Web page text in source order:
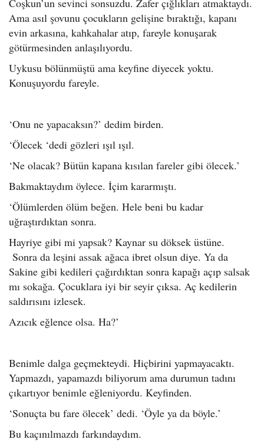
Ama asıl şovunu çocukların gelişine bıraktığı, kapanı
evin arkasına, kahkahalar atıp, fareyle konuşarak
götürmesinden anlaşılıyordu.
Uykusu bölünmüştü ama keyfine diyecek yoktu.
Konuşuyordu fareyle.
‘Onu ne yapacaksın?’ dedim birden.
‘Ölecek ‘dedi gözleri ışıl ışıl.
‘Ne olacak? Bütün kapana kısılan fareler gibi ölecek.’
Bakmaktaydım öylece. İçim kararmıştı.
‘Ölümlerden ölüm beğen. Hele beni bu kadar
uğraştırdıktan sonra.
Hayriye gibi mi yapsak? Kaynar su döksek üstüne.
Sonra da leşini assak ağaca ibret olsun diye. Ya da
Sakine gibi kedileri çağırdıktan sonra kapağı açıp salsak
mı sokağa. Çocuklara iyi bir seyir çıksa. Aç kedilerin
saldırısını izlesek.
Azıcık eğlence olsa. Ha?’
Benimle dalga geçmekteydi. Hiçbirini yapmayacaktı.
Yapmazdı, yapamazdı biliyorum ama durumun tadını
çıkartıyor benimle eğleniyordu. Keyfinden.
‘Sonuçta bu fare ölecek’ dedi. ‘Öyle ya da böyle.’
Bu kaçınılmazdı farkındaydım.